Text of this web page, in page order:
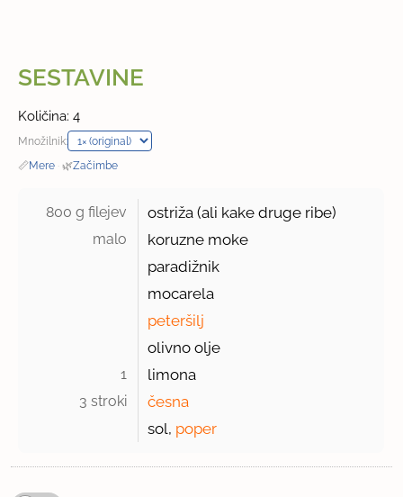
SESTAVINE
Količina: 4
Množilnik:
📏Mere · 🌿Začimbe
800 g filejev ostriža (ali kake druge ribe)
malo
koruzne moke
paradižnik
mocarela
peteršilj
olivno olje
1 limona
3 stroki
česna
sol, poper